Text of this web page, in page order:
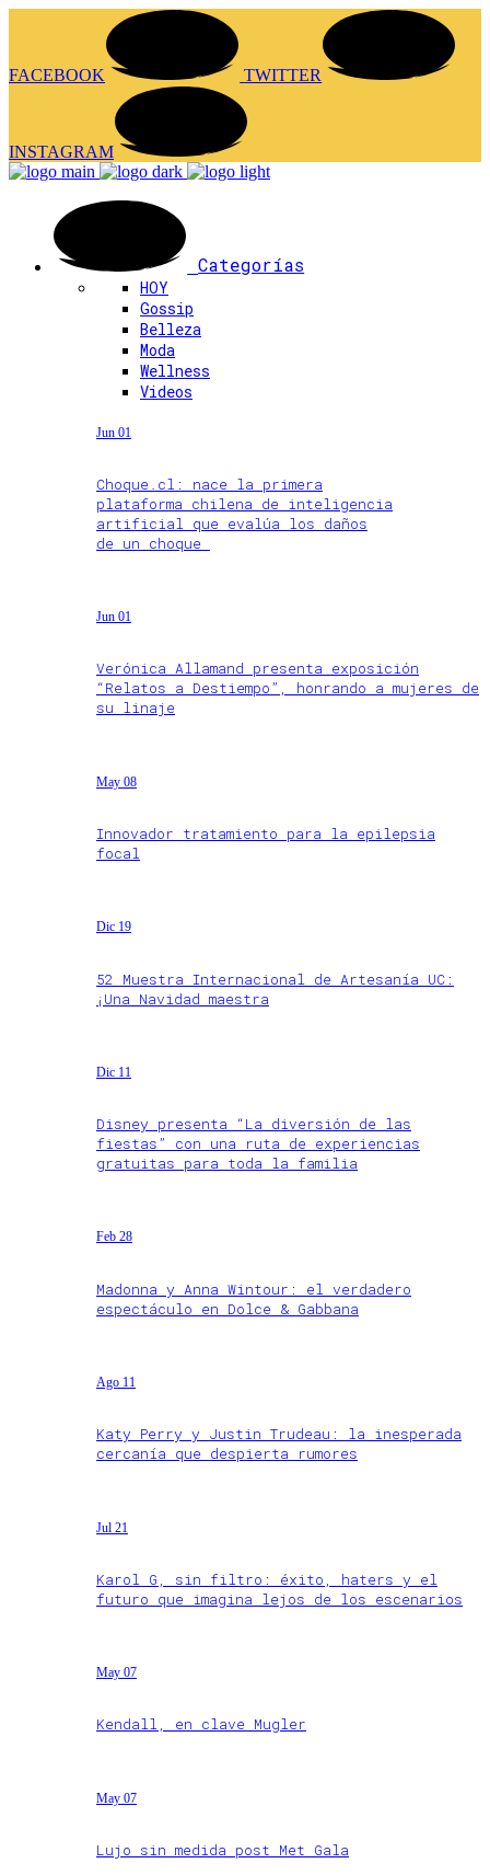
FACEBOOK TWITTER
INSTAGRAM
Categorías
HOY
Gossip
Belleza
Moda
Wellness
Videos
Jun 01
Choque.cl: nace la primera
plataforma chilena de inteligencia
artificial que evalúa los daños
de un choque
Jun 01
Verónica Allamand presenta exposición
“Relatos a Destiempo”, honrando a mujeres de
su linaje
May 08
Innovador tratamiento para la epilepsia
focal
Dic 19
52 Muestra Internacional de Artesanía UC:
¡Una Navidad maestra
Dic 11
Disney presenta “La diversión de las
fiestas” con una ruta de experiencias
gratuitas para toda la familia
Feb 28
Madonna y Anna Wintour: el verdadero
espectáculo en Dolce & Gabbana
Ago 11
Katy Perry y Justin Trudeau: la inesperada
cercanía que despierta rumores
Jul 21
Karol G, sin filtro: éxito, haters y el
futuro que imagina lejos de los escenarios
May 07
Kendall, en clave Mugler
May 07
Lujo sin medida post Met Gala